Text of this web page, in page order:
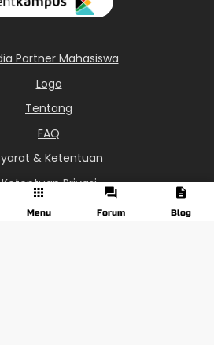
Partner Mahasiswa
Logo
Tentang
FAQ
& Ketentuan
Ketentuan Privasi
0851-6113-8687
Menu Forum Blog